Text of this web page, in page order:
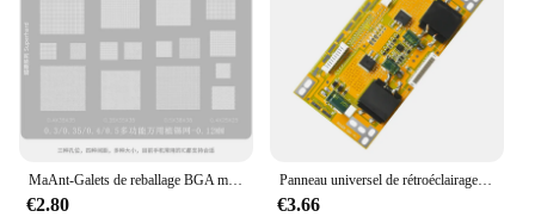
MaAnt-Galets de reballage BGA multifonctions universels, pour iPhone/ iPad/Samsung/Huawei/Xiaomi/ LCD TV/PS4, plantation 18 modèles
€2.80
Panneau universel de rétroéclairage à courant Constant CA388, pour Samsung LG skyvalue, écran LCD LED 22-65 pouces, moniteur de télévision LCD
€3.66